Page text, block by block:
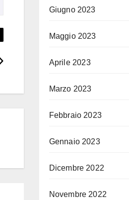
Giugno 2023
Maggio 2023
Aprile 2023
Marzo 2023
Febbraio 2023
Gennaio 2023
Dicembre 2022
Novembre 2022